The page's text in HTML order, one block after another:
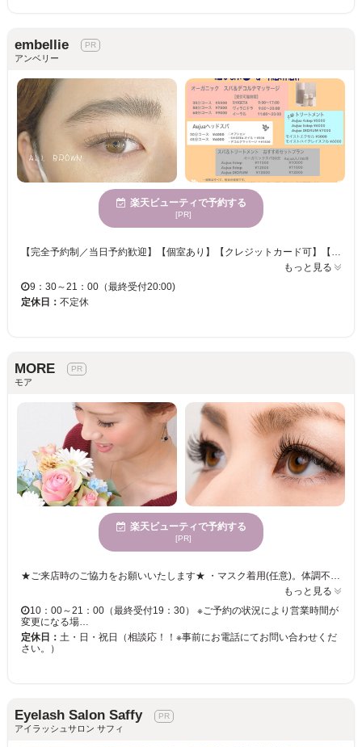
embellie
アンベリー
楽天ビューティで予約する
[PR]
【完全予約制／当日予約歓迎】【個室あり】【クレジットカード可】【その他キャッシュレス決済可】 お客様ひとりひとりに合ったデザインで”目元のキレイ”を見つけるサロンです◎ 経験豊富なスタッフが確かな技術で、ナチュラルからボリュームのある目元まで、あなたに似合うデザインをご提案致します。 お客様のまつ毛の状態を見極め、負担が少なく長持ちする施術でモチも抜群です。 朝9時半から営業しておりますので朝活したい方にもおすすめ！ カラーミックスもOK！お色多数取り揃えております。ぜひご相談ください♪
もっと見る
9：30～21：00（最終受付20:00)
定休日： 不定休
MORE
モア
楽天ビューティで予約する
[PR]
★ご来店時のご協力をお願いいたします★ ・マスク着用(任意)。体調不良の場合はご来店をお控えください。 【阪急烏丸駅・地下鉄四条駅より徒歩3分とアクセス良好♪】 清潔感のある開放的な店内で寛ぎながら・・・☆徹底した衛生管理のもとで、パッチテストも行ってくれるので、初めての方も安心してお任せできる♪高技術＆提案力であなたの「なりたい目元」を叶えるプライベートサロン「MORE（モア）」 【高持続エクステ★フラットマットラッシュ導入◎】【豊富なメニューから選べる！！つけ放題も◎】 毛質・長さ・カール・太さなど細かく選べる！！カウンセリング重視なので悩みや希望をしっかり相談♪要望に合せてオーダーメイドの目元を実現してくれる♪敏腕アイリストによる丁寧な施術はモチの良さが◎リペアメニューは2週間から4週間まで！！本数も細かく選べる長期間のアフターケアがバッチリ！！お得に「きれい」を持続できる♪ 魅せる目元をキープできる「MORE」はきっとあなたの「ずっと通いたいサロン」に・・・♪
もっと見る
10：00～21：00（最終受付19：30） ※ご予約の状況により営業時間が
変更になる場…
定休日： 土・日・祝日（相談応！！※事前にお電話にてお問い合わせくだ
さい。）
Eyelash Salon Saffy
アイラッシュサロン サフィ